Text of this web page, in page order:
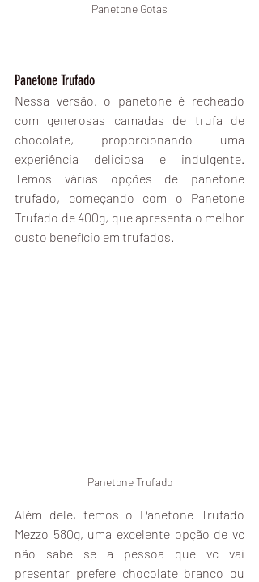
Panetone Gotas
Panetone Trufado
Nessa versão, o panetone é recheado
com generosas camadas de trufa de
chocolate, proporcionando uma
experiência deliciosa e indulgente.
Temos várias opções de panetone
trufado, começando com o Panetone
Trufado de 400g, que apresenta o melhor
custo benefício em trufados.
Panetone Trufado
Além dele, temos o Panetone Trufado
Mezzo 580g, uma excelente opção de vc
não sabe se a pessoa que vc vai
presentar prefere chocolate branco ou